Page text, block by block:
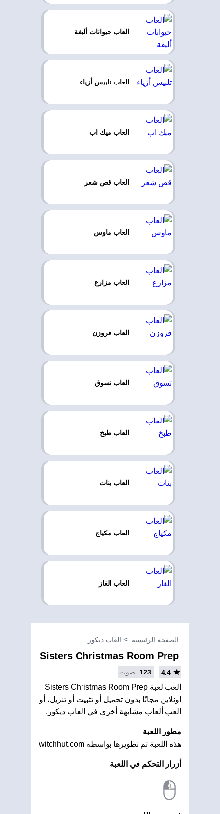
العاب حيوانات أليفة
العاب تلبيس أزياء
العاب ميك اب
العاب قص شعر
العاب ماوس
العاب مزارع
العاب فروزن
العاب تسوق
العاب طبخ
العاب بنات
العاب مكياج
العاب الغاز
الصفحة الرئيسية العاب ديكور
Sisters Christmas Room Prep
4.4
123 صوت
العب لعبة Sisters Christmas Room Prep
اونلاين مجانًا بدون تحميل أو تثبيت أو تنزيل، أو
العب ألعاب مشابهة أخرى في العاب ديكور.
مطور اللعبة
هذه اللعبة تم تطويرها بواسطة witchhut.com
أزرار التحكم في اللعبة